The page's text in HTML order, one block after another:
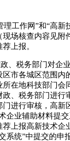
工作网”和“高
现场核查内容见附
上报。
、税务部门对企
市各城区范围
在地科技部门
、税务部门进
进行审核，高
业辅助材料提
上报高新技术
系统”中提交的